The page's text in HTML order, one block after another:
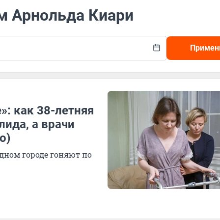
Арнольда Киари
как 38-летняя
а врачи
городе гоняют по